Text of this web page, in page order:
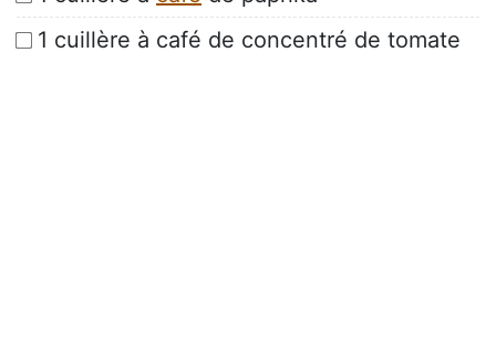
1 cuillère à café de concentré de tomate